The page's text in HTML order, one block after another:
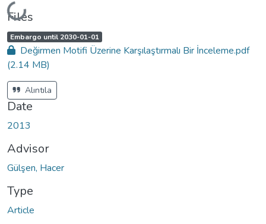
Loading...
Files
A
c
c
e
s
s
s
a
t
u
:
Embargo until 2030-01-01,
Değirmen Motifi Üzerine Karşılaştırmalı Bir İnceleme.pdf
(2.14 MB)
Alıntıla
Date
2013
Advisor
Gülşen, Hacer
Type
Article